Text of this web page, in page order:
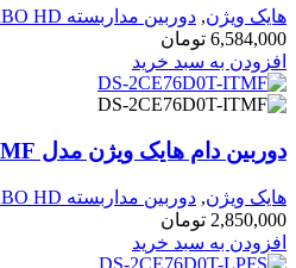
هایک ویژن, دوربین مداربسته TURBO HD
6,584,000 تومان
افزودن به سبد خرید
دوربین دام هایک ویژن مدل DS-2CE76D0T-ITMF
هایک ویژن, دوربین مداربسته TURBO HD
2,850,000 تومان
افزودن به سبد خرید